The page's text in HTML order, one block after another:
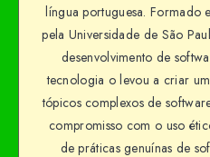
língua portuguesa. Formado
pela Universidade de São
desenvolvimento de
tecnologia o levou a criar
tópicos complexos de
compromisso com o uso
de práticas genuínas de